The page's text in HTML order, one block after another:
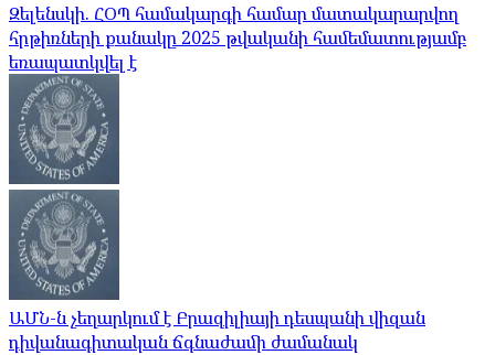
Զելենսկի. ՀՕՊ համակարգի համար մատակարարվող
հրթիռների քանակը 2025 թվականի համեմատությամբ
եռապատկվել է
ԱՄՆ-ն չեղարկում է Բրազիլիայի դեսպանի վիզան
դիվանագիտական ​​ճգնաժամի ժամանակ